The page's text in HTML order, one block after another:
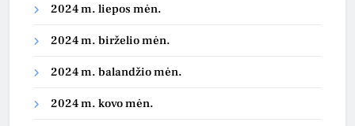
2024 m. liepos mėn.
2024 m. birželio mėn.
2024 m. balandžio mėn.
2024 m. kovo mėn.